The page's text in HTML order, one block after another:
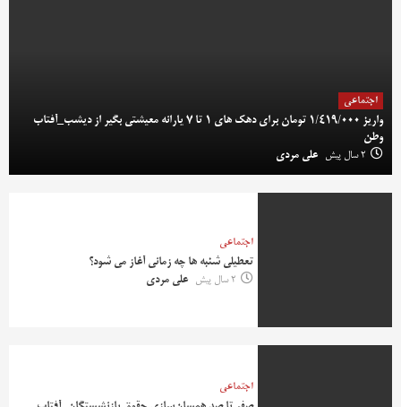
اجتماعی
واریز 1/419/000 تومان برای دهک های 1 تا 7 یارانه معیشتی بگیر از دیشب_آفتاب
وطن
2 سال پیش
علی مردی
اجتماعی
تعطیلی شنبه ها چه زمانی آغاز می شود؟
2 سال پیش
علی مردی
اجتماعی